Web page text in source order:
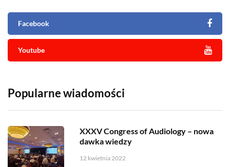
Facebook
Youtube
Popularne wiadomości
XXXV Congress of Audiology – nowa
dawka wiedzy
12 kwietnia 2022